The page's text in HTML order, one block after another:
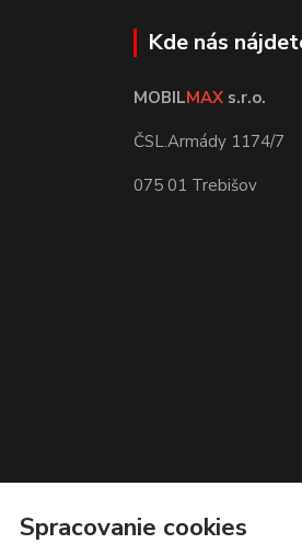
Kde nás
MOBILMAX s.r.o.
ČSL.Armády 1174/7
075 01 Trebišov
Spracovanie cookies